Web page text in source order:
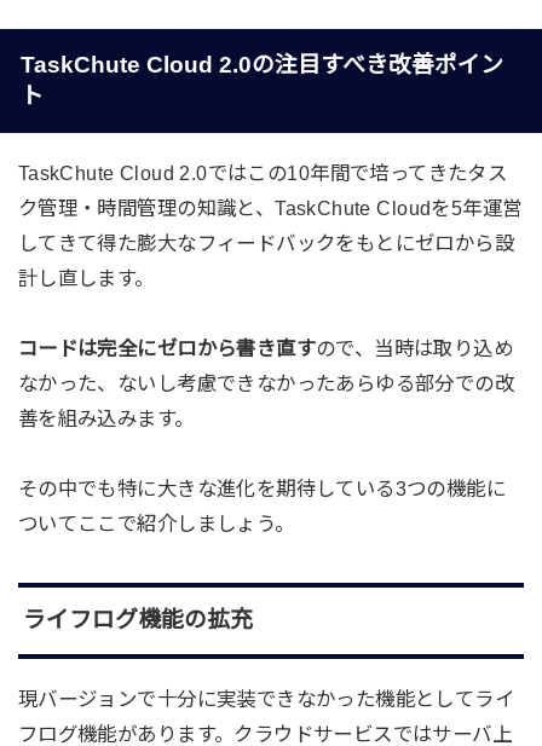
TaskChute Cloud 2.0の注目すべき改善ポイン
ト
TaskChute Cloud 2.0ではこの10年間で培ってきたタス
ク管理・時間管理の知識と、TaskChute Cloudを5年運営
してきて得た膨大なフィードバックをもとにゼロから設
計し直します。
コードは完全にゼロから書き直すので、当時は取り込め
なかった、ないし考慮できなかったあらゆる部分での改
善を組み込みます。
その中でも特に大きな進化を期待している3つの機能に
ついてここで紹介しましょう。
ライフログ機能の拡充
現バージョンで十分に実装できなかった機能としてライ
フログ機能があります。クラウドサービスではサーバ上